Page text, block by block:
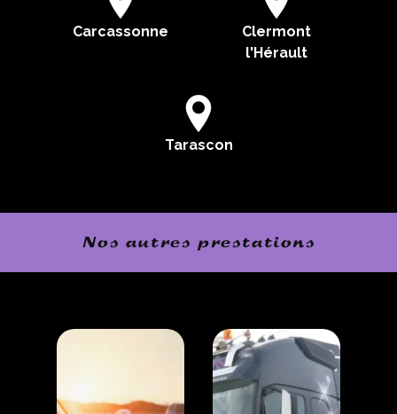
Carcassonne
Clermont
l'Hérault
Tarascon
Nos autres prestations